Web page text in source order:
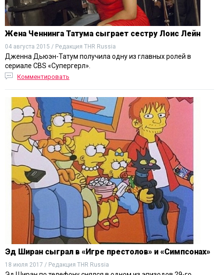
Жена Ченнинга Татума сыграет сестру Лоис Лейн
04 августа 2015 / Редакция THR Russia
Дженна Дьюэн-Татум получила одну из главных ролей в
сериале CBS «Супергерл».
Комментировать
Эд Ширан сыграл в «Игре престолов» и «Симпсонах»
18 июля 2017 / Редакция THR Russia